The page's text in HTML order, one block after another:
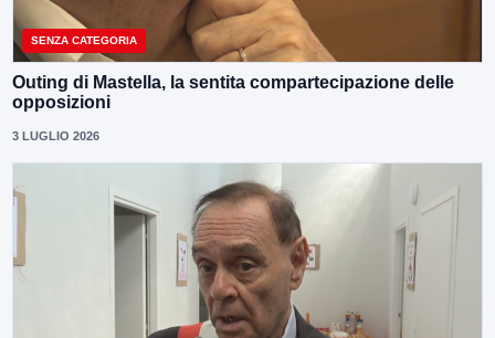
SENZA CATEGORIA
Outing di Mastella, la sentita compartecipazione delle
opposizioni
3 LUGLIO 2026